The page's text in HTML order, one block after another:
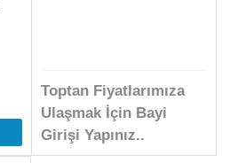
Toptan Fiyatlarımıza
Ulaşmak İçin Bayi
Girişi Yapınız..